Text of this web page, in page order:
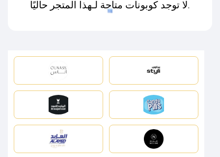
لا توجد كوبونات متاحة لـهذا المتجر حاليًا.